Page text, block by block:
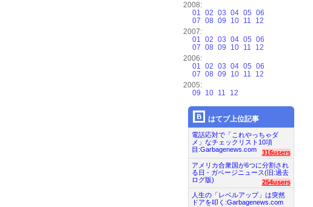
2008:
01 02 03 04 05 06
07 08 09 10 11
12
2007:
01 02 03 04 05 06
07 08 09 10 11
12
2006:
01 02 03 04 05 06
07 08 09 10 11
12
2005:
09
10 11 12
はてブ上位記事
電話応対で「これやっちゃダ
メ」なチェックリスト10項
目:Garbagenews.com
316users
アメリカ合衆国が6つに分割され
る日 - ガベージニュース(旧:過去
ログ版)
254users
人生の「レベルアップ」は突然
ドアを叩く:Garbagenews.com